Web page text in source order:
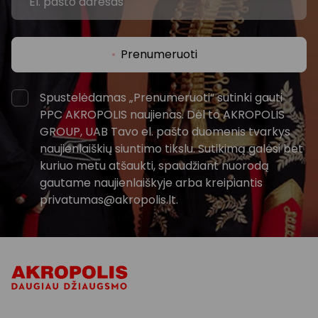
Prenumeruoti
Spustelėdamas „Prenumeruoti“ sutinki gauti
PPC AKROPOLIS naujienas. Dėl to AKROPOLIS
GROUP, UAB Tavo el. pašto duomenis tvarkys
naujienlaiškių siuntimo tikslu. Sutikimą galėsi bet
kuriuo metu atšaukti, spaudžiant nuorodą
gautame naujienlaiškyje arba kreipiantis
privatumas@akropolis.lt.